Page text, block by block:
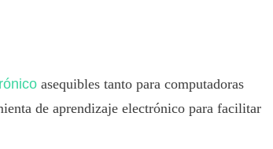
asequibles tanto para computadoras
de aprendizaje electrónico para facilitar